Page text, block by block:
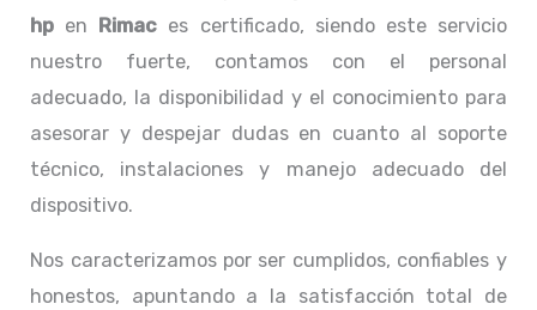
hp en Rimac es certificado, siendo este servicio
nuestro fuerte, contamos con el personal
adecuado, la disponibilidad y el conocimiento para
asesorar y despejar dudas en cuanto al soporte
técnico, instalaciones y manejo adecuado del
dispositivo.
Nos caracterizamos por ser cumplidos, confiables y
honestos, apuntando a la satisfacción total de